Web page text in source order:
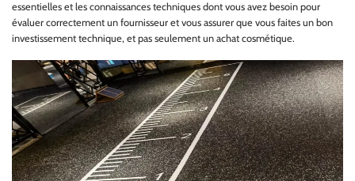
essentielles et les connaissances techniques dont vous avez besoin pour
évaluer correctement un fournisseur et vous assurer que vous faites un bon
investissement technique, et pas seulement un achat cosmétique.